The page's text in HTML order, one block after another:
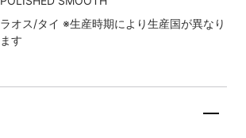
ラオス/タイ ※生産時期により生産国が異なり
ます